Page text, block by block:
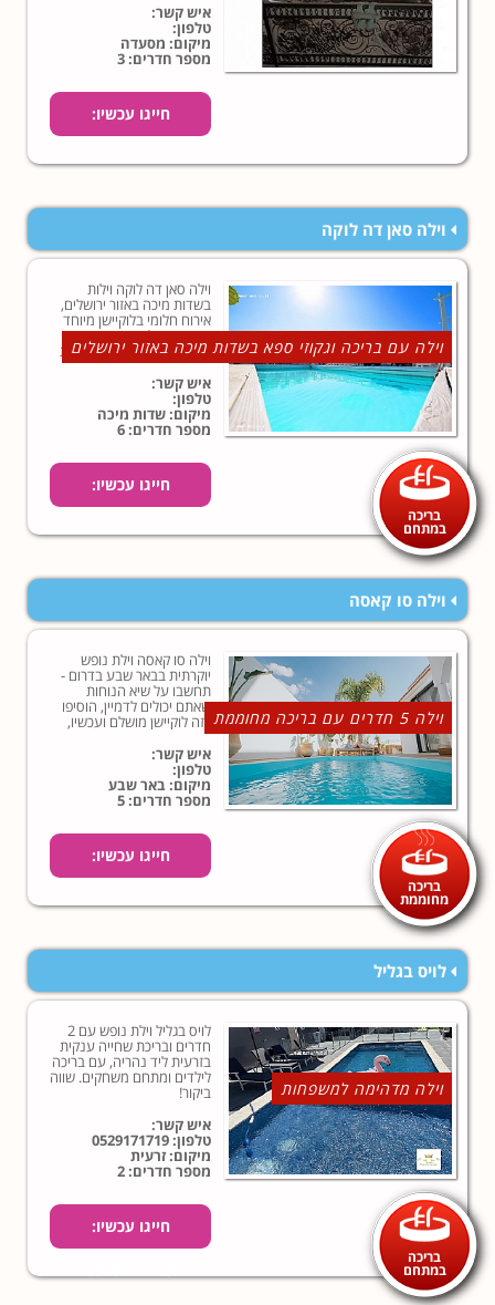
איש קשר:
טלפון:
מיקום: מסעדה
מספר חדרים: 3
חייגו עכשיו:
וילה סאן דה לוקה
וילה עם בריכה וגקוזי ספא בשדות מיכה באזור ירושלים
בריכה
במתחם
וילה סאן דה לוקה וילות
בשדות מיכה באזור ירושלים,
אירוח חלומי בלוקיישן מיוחד
באזור ירושלים, נופש
למשפחות וזוגות או למסיבות
פרטיות ואירועים סולידיים!
איש קשר:
טלפון:
מיקום: שדות מיכה
מספר חדרים: 6
חייגו עכשיו:
וילה סו קאסה
וילה 5 חדרים עם בריכה מחוממת
בריכה
מחוממת
וילה סו קאסה וילת נופש
יוקרתית בבאר שבע בדרום -
תחשבו על שיא הנוחות
שאתם יכולים לדמיין, הוסיפו
לזה לוקיישן מושלם ועכשיו,
תהיו בטוחים שאת הנופש
החלומי שלכם, תמצאו כאן.
חווית נופש שמתחילה כאן
ובעצם אף פעם לא
מסתיימת...
איש קשר:
טלפון:
מיקום: באר שבע
מספר חדרים: 5
חייגו עכשיו:
לויס בגליל
וילה מדהימה למשפחות
בריכה
במתחם
לויס בגליל וילת נופש עם 2
חדרים ובריכת שחייה ענקית
בזרעית ליד נהריה, עם בריכה
לילדים ומתחם משחקים. שווה
ביקור!
איש קשר:
טלפון:0529171719
מיקום: זרעית
מספר חדרים: 2
חייגו עכשיו: